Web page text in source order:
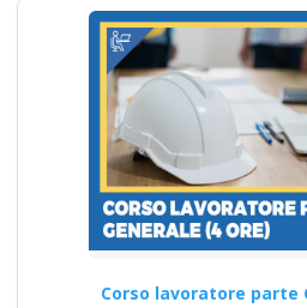
Corso
Datore di
Gestione
Sicurezza
gestione dei
Corso lavoratore parte